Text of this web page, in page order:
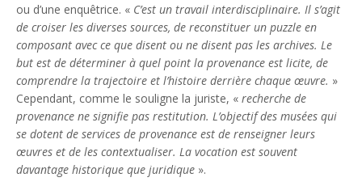
ou d’une enquêtrice. « C’est un travail interdisciplinaire. Il s’agit
de croiser les diverses sources, de reconstituer un puzzle en
composant avec ce que disent ou ne disent pas les archives. Le
but est de déterminer à quel point la provenance est licite, de
comprendre la trajectoire et l’histoire derrière chaque œuvre. »
Cependant, comme le souligne la juriste, « recherche de
provenance ne signifie pas restitution. L’objectif des musées qui
se dotent de services de provenance est de renseigner leurs
œuvres et de les contextualiser. La vocation est souvent
davantage historique que juridique ».